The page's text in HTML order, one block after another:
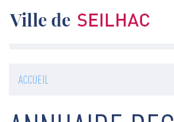
au
ACCUEIL